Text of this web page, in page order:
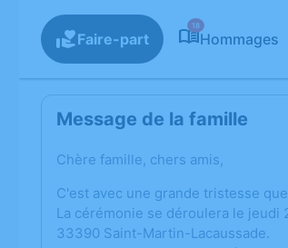
Faire-part
18
Hommages
Message de la famille
Chère famille, chers amis,
C'est avec une grande tristesse
La cérémonie se déroulera le jeudi
33390 Saint-Martin-Lacaussade.